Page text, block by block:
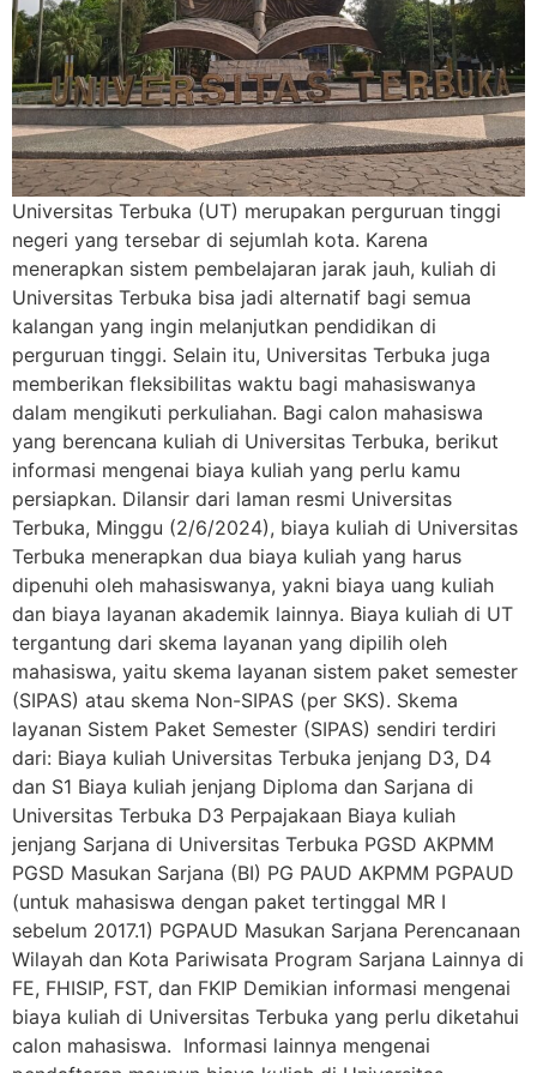
Universitas Terbuka (UT) merupakan perguruan tinggi
negeri yang tersebar di sejumlah kota. Karena
menerapkan sistem pembelajaran jarak jauh, kuliah di
Universitas Terbuka bisa jadi alternatif bagi semua
kalangan yang ingin melanjutkan pendidikan di
perguruan tinggi. Selain itu, Universitas Terbuka juga
memberikan fleksibilitas waktu bagi mahasiswanya
dalam mengikuti perkuliahan. Bagi calon mahasiswa
yang berencana kuliah di Universitas Terbuka, berikut
informasi mengenai biaya kuliah yang perlu kamu
persiapkan. Dilansir dari laman resmi Universitas
Terbuka, Minggu (2/6/2024), biaya kuliah di Universitas
Terbuka menerapkan dua biaya kuliah yang harus
dipenuhi oleh mahasiswanya, yakni biaya uang kuliah
dan biaya layanan akademik lainnya. Biaya kuliah di UT
tergantung dari skema layanan yang dipilih oleh
mahasiswa, yaitu skema layanan sistem paket semester
(SIPAS) atau skema Non-SIPAS (per SKS). Skema
layanan Sistem Paket Semester (SIPAS) sendiri terdiri
dari: Biaya kuliah Universitas Terbuka jenjang D3, D4
dan S1 Biaya kuliah jenjang Diploma dan Sarjana di
Universitas Terbuka D3 Perpajakaan Biaya kuliah
jenjang Sarjana di Universitas Terbuka PGSD AKPMM
PGSD Masukan Sarjana (BI) PG PAUD AKPMM PGPAUD
(untuk mahasiswa dengan paket tertinggal MR I
sebelum 2017.1) PGPAUD Masukan Sarjana Perencanaan
Wilayah dan Kota Pariwisata Program Sarjana Lainnya di
FE, FHISIP, FST, dan FKIP Demikian informasi mengenai
biaya kuliah di Universitas Terbuka yang perlu diketahui
calon mahasiswa. Informasi lainnya mengenai